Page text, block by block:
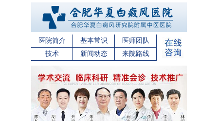
医院简介 基本常识
医师团队
技术
新闻动态 来院路线